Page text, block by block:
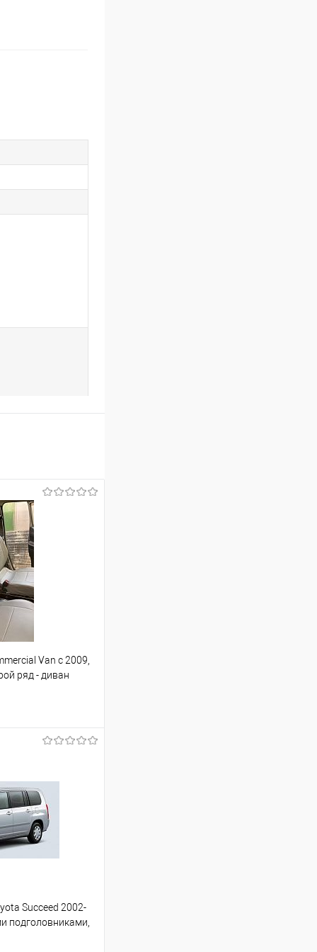
Van с 2009,
ряд - диван
Сравнение
Под заказ
Succeed 2002-
подголовниками,